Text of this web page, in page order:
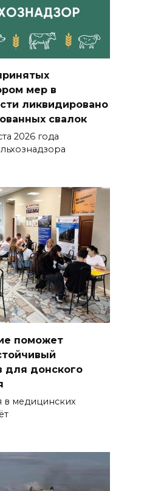
мер в
ликвидировано
свалок
2026 года
поможет
для донского
в медицинских